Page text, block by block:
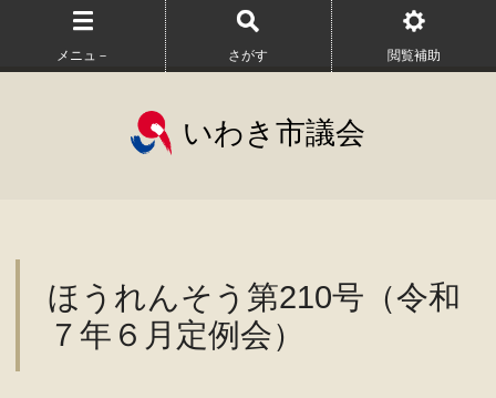
メニュ－ さがす 閲覧補助
いわき市議会
ほうれんそう第210号（令和
７年６月定例会）